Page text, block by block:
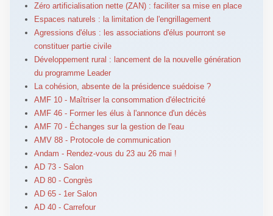
Zéro artificialisation nette (ZAN) : faciliter sa mise en place
Espaces naturels : la limitation de l'engrillagement
Agressions d'élus : les associations d'élus pourront se
constituer partie civile
Développement rural : lancement de la nouvelle génération
du programme Leader
La cohésion, absente de la présidence suédoise ?
AMF 10 - Maîtriser la consommation d'électricité
AMF 46 - Former les élus à l'annonce d'un décès
AMF 70 - Échanges sur la gestion de l'eau
AMV 88 - Protocole de communication
Andam - Rendez-vous du 23 au 26 mai !
AD 73 - Salon
AD 80 - Congrès
AD 65 - 1er Salon
AD 40 - Carrefour